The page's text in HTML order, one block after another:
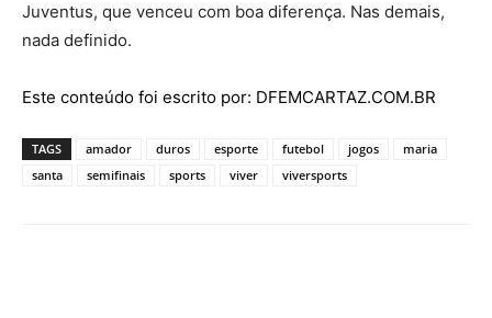
Juventus, que venceu com boa diferença. Nas demais,
nada definido.
Este conteúdo foi escrito por: DFEMCARTAZ.COM.BR
TAGS amador duros esporte futebol jogos
maria
santa
semifinais sports viver viversports